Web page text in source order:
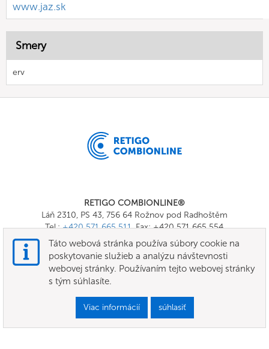
www.jaz.sk
Smery
erv
RETIGO COMBIONLINE®
Láň 2310, PS 43, 756 64 Rožnov pod Radhoštěm
Tel.:+420 571 665 511, Fax: +420 571 665 554
E-mail:
info@combionline.com
OnlineMenu
Podmienky
Táto webová stránka používa súbory cookie na
poskytovanie služieb a analýzu návštevnosti
webovej stránky. Používaním tejto webovej stránky
s tým súhlasíte.
Viac informácií súhlasiť